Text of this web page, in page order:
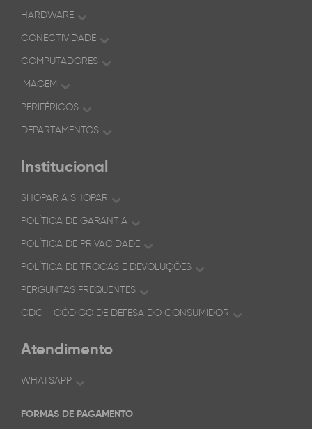
HARDWARE
CONECTIVIDADE
COMPUTADORES
IMAGEM
PERIFÉRICOS
DEPARTAMENTOS
Institucional
SHOPAR A SHOPAR
POLÍTICA DE GARANTIA
POLÍTICA DE PRIVACIDADE
POLÍTICA DE TROCAS E DEVOLUÇÕES
PERGUNTAS FREQUENTES
CDC - CÓDIGO DE DEFESA DO CONSUMIDOR
Atendimento
WHATSAPP
FORMAS DE PAGAMENTO